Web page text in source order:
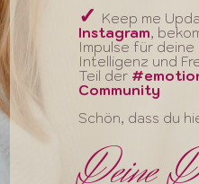
✓ Keep me
Instagram,
Impulse für
Intelligenz und
Teil der
Community
Schön, dass du